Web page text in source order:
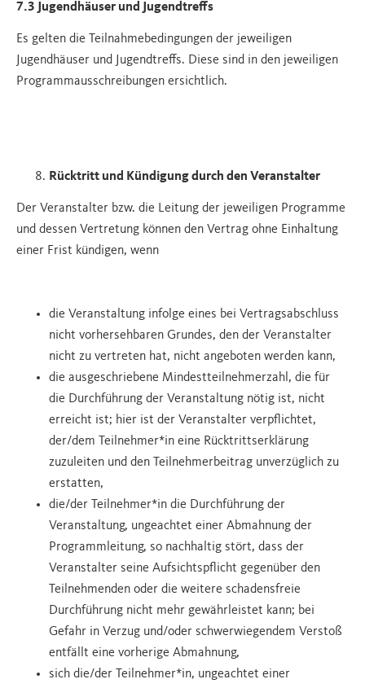
7.3 Jugendhäuser und Jugendtreffs
Es gelten die Teilnahmebedingungen der jeweiligen
Jugendhäuser und Jugendtreffs. Diese sind in den jeweiligen
Programmausschreibungen ersichtlich.
Rücktritt und Kündigung durch den Veranstalter
Der Veranstalter bzw. die Leitung der jeweiligen Programme
und dessen Vertretung können den Vertrag ohne Einhaltung
einer Frist kündigen, wenn
die Veranstaltung infolge eines bei Vertragsabschluss
nicht vorhersehbaren Grundes, den der Veranstalter
nicht zu vertreten hat, nicht angeboten werden kann,
die ausgeschriebene Mindestteilnehmerzahl, die für
die Durchführung der Veranstaltung nötig ist, nicht
erreicht ist; hier ist der Veranstalter verpflichtet,
der/dem Teilnehmer*in eine Rücktrittserklärung
zuzuleiten und den Teilnehmerbeitrag unverzüglich zu
erstatten,
die/der Teilnehmer*in die Durchführung der
Veranstaltung, ungeachtet einer Abmahnung der
Programmleitung, so nachhaltig stört, dass der
Veranstalter seine Aufsichtspflicht gegenüber den
Teilnehmenden oder die weitere schadensfreie
Durchführung nicht mehr gewährleistet kann; bei
Gefahr in Verzug und/oder schwerwiegendem Verstoß
entfällt eine vorherige Abmahnung,
sich die/der Teilnehmer*in, ungeachtet einer